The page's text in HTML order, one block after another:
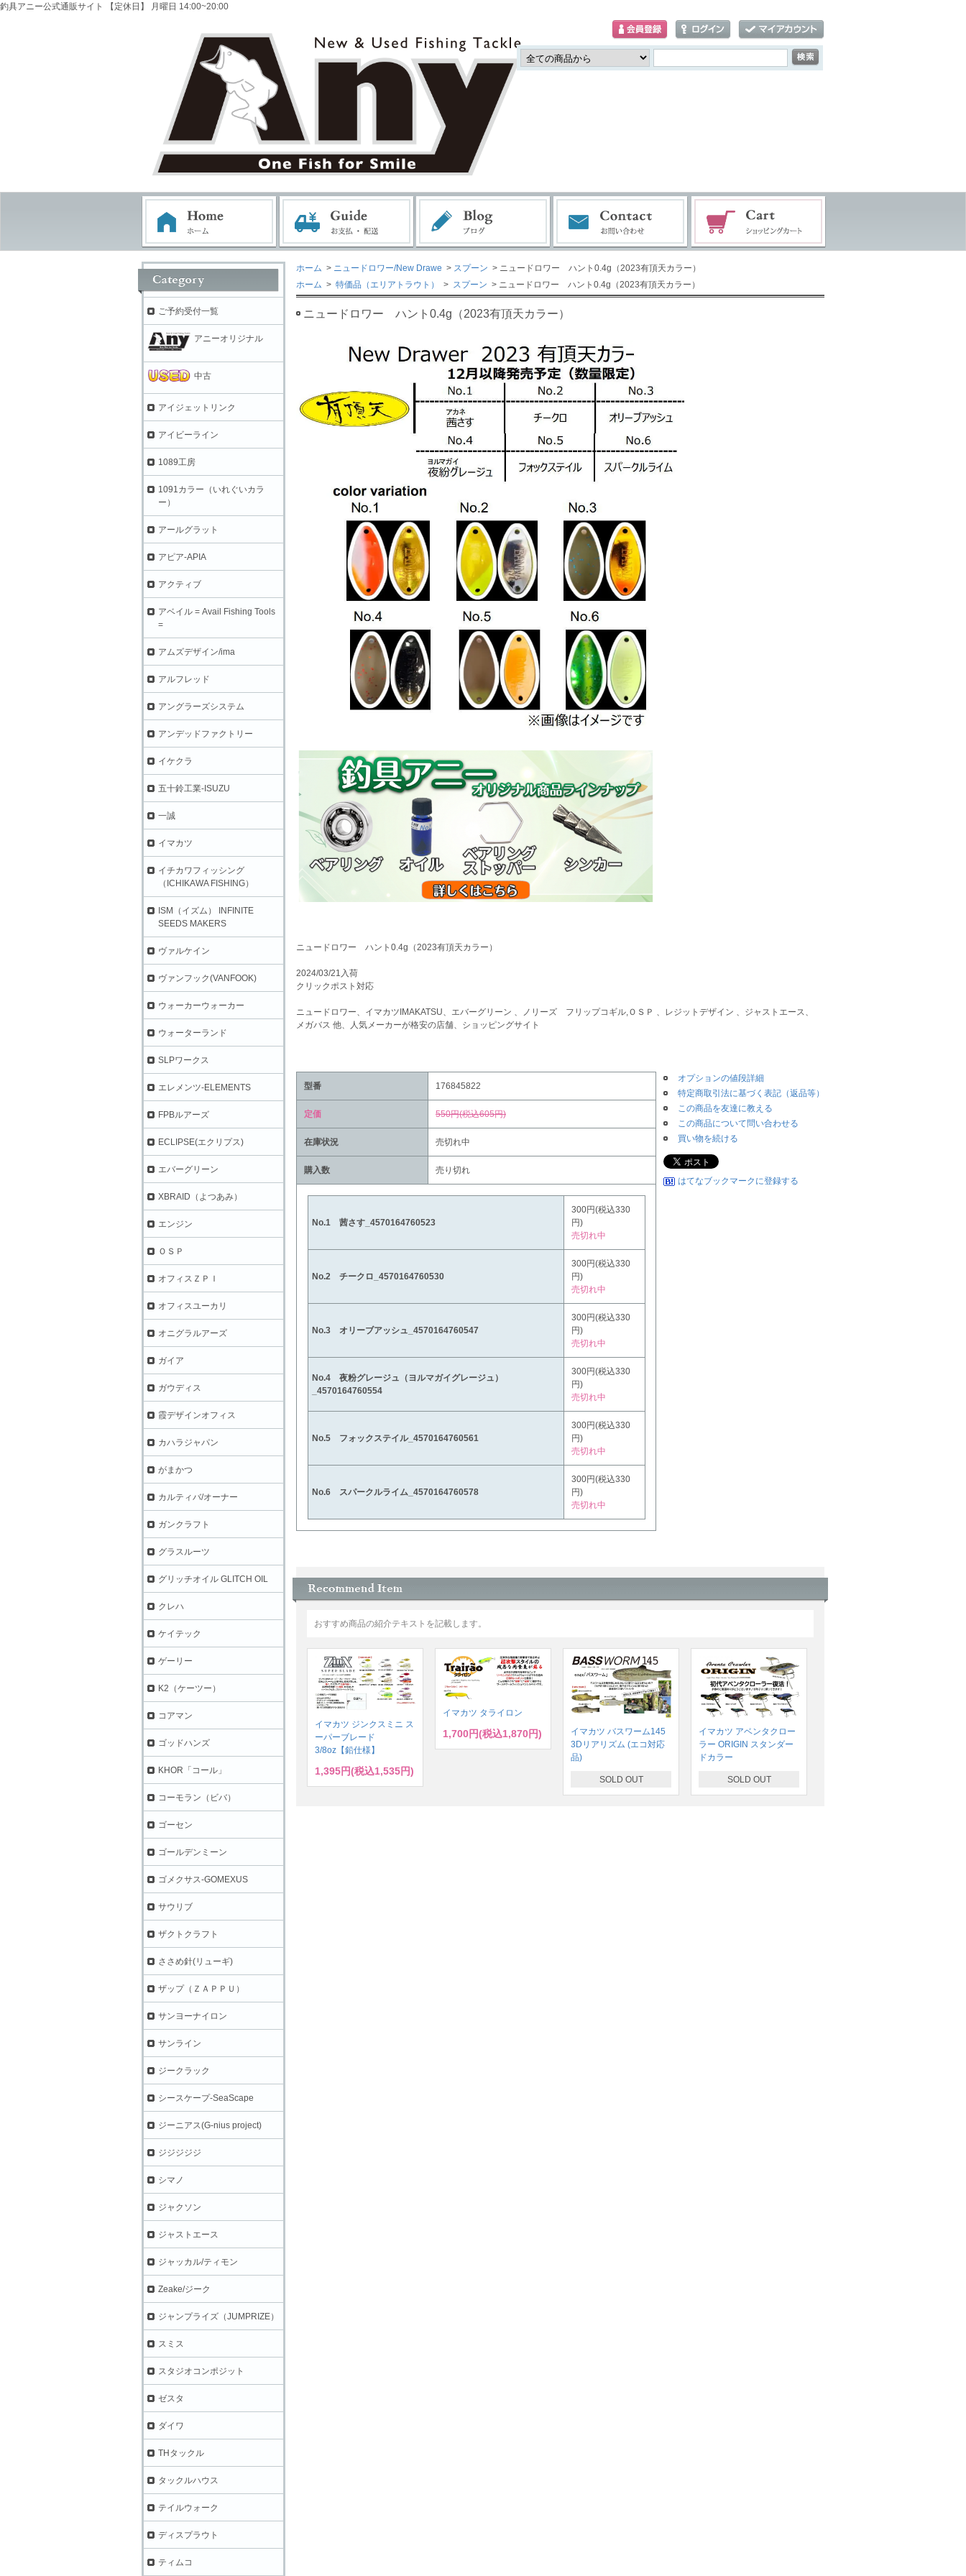
釣具アニー公式通販サイト 【定休日】 月曜日 14:00~20:00
ホーム > ニュードロワー/New Drawe > スプーン > ニュードロワー ハント0.4g（2023有頂天カラー）
ホーム > 特価品（エリアトラウト） > スプーン > ニュードロワー ハント0.4g（2023有頂天カラー）
ニュードロワー ハント0.4g（2023有頂天カラー）
ニュードロワー ハント0.4g（2023有頂天カラー）
2024/03/21入荷
クリックポスト対応
ニュードロワー、イマカツIMAKATSU、エバーグリーン 、ノリーズ フリップコギル,ＯＳＰ 、レジットデザイン 、ジャストエース、
メガバス 他、人気メーカーが格安の店舗、ショッピングサイト
型番 176845822
定価 550円(税込605円)
在庫状況 売切れ中
購入数 売り切れ
No.1 茜さす_4570164760523
300円(税込330
円)
売切れ中
No.2 チークロ_4570164760530
300円(税込330
円)
売切れ中
No.3 オリーブアッシュ_4570164760547
300円(税込330
円)
売切れ中
No.4 夜粉グレージュ（ヨルマガイグレージュ）
_4570164760554
300円(税込330
円)
売切れ中
No.5 フォックステイル_4570164760561
300円(税込330
円)
売切れ中
No.6 スパークルライム_4570164760578
300円(税込330
円)
売切れ中
オプションの値段詳細
特定商取引法に基づく表記（返品等）
この商品を友達に教える
この商品について問い合わせる
買い物を続ける
はてなブックマークに登録する
おすすめ商品の紹介テキストを記載します。
イマカツ ジンクスミニ ス
ーパーブレード
3/8oz【鉛仕様】
1,395円(税込1,535円)
イマカツ タライロン
1,700円(税込1,870円)
イマカツ バスワーム145
3Dリアリズム (エコ対応
品)
SOLD OUT
イマカツ アベンタクロー
ラー ORIGIN スタンダー
ドカラー
SOLD OUT
ご予約受付一覧
アニーオリジナル
中古
アイジェットリンク
アイビーライン
1089工房
1091カラー（いれぐいカラ
ー）
アールグラット
アピア-APIA
アクティブ
アベイル = Avail Fishing Tools
=
アムズデザイン/ima
アルフレッド
アングラーズシステム
アンデッドファクトリー
イケクラ
五十鈴工業-ISUZU
一誠
イマカツ
イチカワフィッシング
（ICHIKAWA FISHING）
ISM（イズム） INFINITE
SEEDS MAKERS
ヴァルケイン
ヴァンフック(VANFOOK)
ウォーカーウォーカー
ウォーターランド
SLPワークス
エレメンツ-ELEMENTS
FPBルアーズ
ECLIPSE(エクリプス)
エバーグリーン
XBRAID（よつあみ）
エンジン
ＯＳＰ
オフィスＺＰＩ
オフィスユーカリ
オニグラルアーズ
ガイア
ガウディス
霞デザインオフィス
カハラジャパン
がまかつ
カルティバ/オーナー
ガンクラフト
グラスルーツ
グリッチオイル GLITCH OIL
クレハ
ケイテック
ゲーリー
K2（ケーツー）
コアマン
ゴッドハンズ
KHOR「コール」
コーモラン（ビバ）
ゴーセン
ゴールデンミーン
ゴメクサス-GOMEXUS
サウリブ
ザクトクラフト
ささめ針(リューギ)
ザップ（ＺＡＰＰＵ）
サンヨーナイロン
サンライン
ジークラック
シースケープ-SeaScape
ジーニアス(G-nius project)
ジジジジジ
シマノ
ジャクソン
ジャストエース
ジャッカル/ティモン
Zeake/ジーク
ジャンプライズ（JUMPRIZE）
スミス
スタジオコンポジット
ゼスタ
ダイワ
THタックル
タックルハウス
テイルウォーク
ディスプラウト
ティムコ